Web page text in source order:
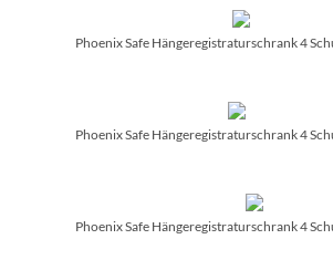
Phoenix Safe Hängeregistraturschrank 4
Phoenix Safe Hängeregistraturschrank 4
Phoenix Safe Hängeregistraturschrank 4